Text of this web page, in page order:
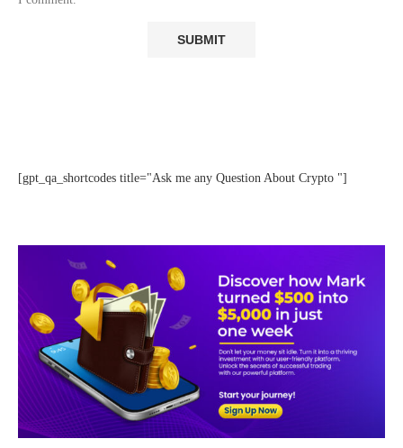
[gpt_qa_shortcodes title="Ask me any Question About Crypto "]